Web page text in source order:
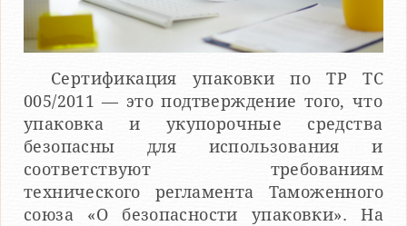
Сертификация упаковки по ТР ТС
005/2011 — это подтверждение того, что
упаковка и укупорочные средства
безопасны для использования и
соответствуют требованиям
технического регламента Таможенного
союза «О безопасности упаковки». На